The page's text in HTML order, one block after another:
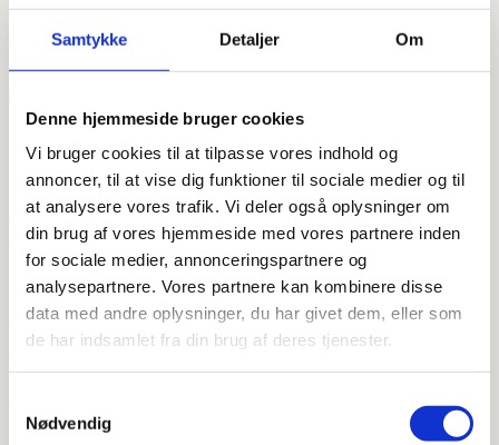
Samtykke Detaljer Om
Denne hjemmeside bruger cookies
Vi bruger cookies til at tilpasse vores indhold og
annoncer, til at vise dig funktioner til sociale medier og til
at analysere vores trafik. Vi deler også oplysninger om
din brug af vores hjemmeside med vores partnere inden
for sociale medier, annonceringspartnere og
analysepartnere. Vores partnere kan kombinere disse
data med andre oplysninger, du har givet dem, eller som
de har indsamlet fra din brug af deres tjenester.
Nødvendig
italienske Paffoni med udtræk og en knap til at skifte vandstråle.
NICOBELLI VVS ApS
Lunikvej 5D
+45 71 92 80 90